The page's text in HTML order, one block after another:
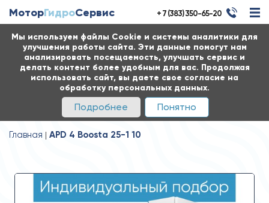
Мы используем файлы Cookie и системы аналитики для
улучшения работы сайта. Эти данные помогут нам
анализировать посещаемость, улучшать сервис и
делать контент более удобным для вас. Продолжая
использовать сайт, вы даете свое согласие на
обработку персональных данных.
Подробнее Понятно
МоторГидроСервис + 7 (383) 350-65-20
Главная APD 4 Boosta 25-1 10